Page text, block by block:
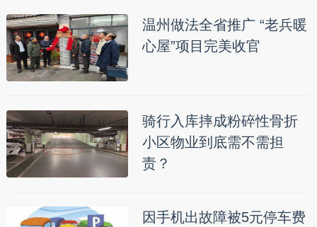
温州做法全省推广 “老兵暖
心屋”项目完美收官
骑行入库摔成粉碎性骨折
小区物业到底需不需担
责？
因手机出故障被5元停车费